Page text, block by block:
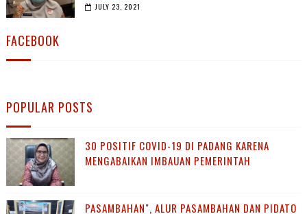
JULY 23, 2021
FACEBOOK
POPULAR POSTS
30 POSITIF COVID-19 DI PADANG KARENA
MENGABAIKAN IMBAUAN PEMERINTAH
PASAMBAHAN", ALUR PASAMBAHAN DAN PIDATO